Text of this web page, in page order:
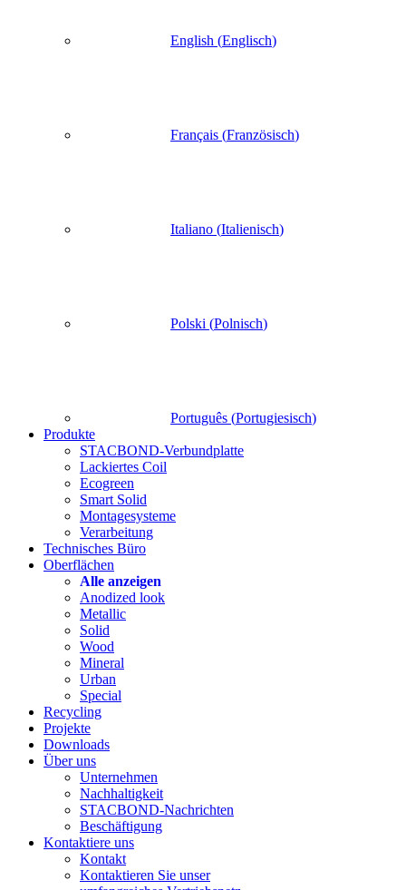
English (Englisch)
Français (Französisch)
Italiano (Italienisch)
Polski (Polnisch)
Português (Portugiesisch)
Produkte
STACBOND-Verbundplatte
Lackiertes Coil
Ecogreen
Smart Solid
Montagesysteme
Verarbeitung
Technisches Büro
Oberflächen
Alle anzeigen
Anodized look
Metallic
Solid
Wood
Mineral
Urban
Special
Recycling
Projekte
Downloads
Über uns
Unternehmen
Nachhaltigkeit
STACBOND-Nachrichten
Beschäftigung
Kontaktiere uns
Kontakt
Kontaktieren Sie unser